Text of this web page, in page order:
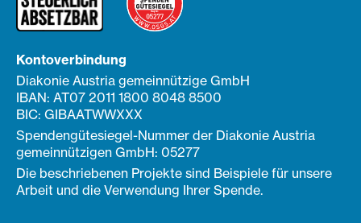
Kontoverbindung
Diakonie Austria gemeinnützige GmbH
IBAN: AT07 2011 1800 8048 8500
BIC: GIBAATWWXXX
Spendengütesiegel-Nummer der Diakonie Austria
gemeinnützigen GmbH: 05277
Die beschriebenen Projekte sind Beispiele für unsere
Arbeit und die Verwendung Ihrer Spende.